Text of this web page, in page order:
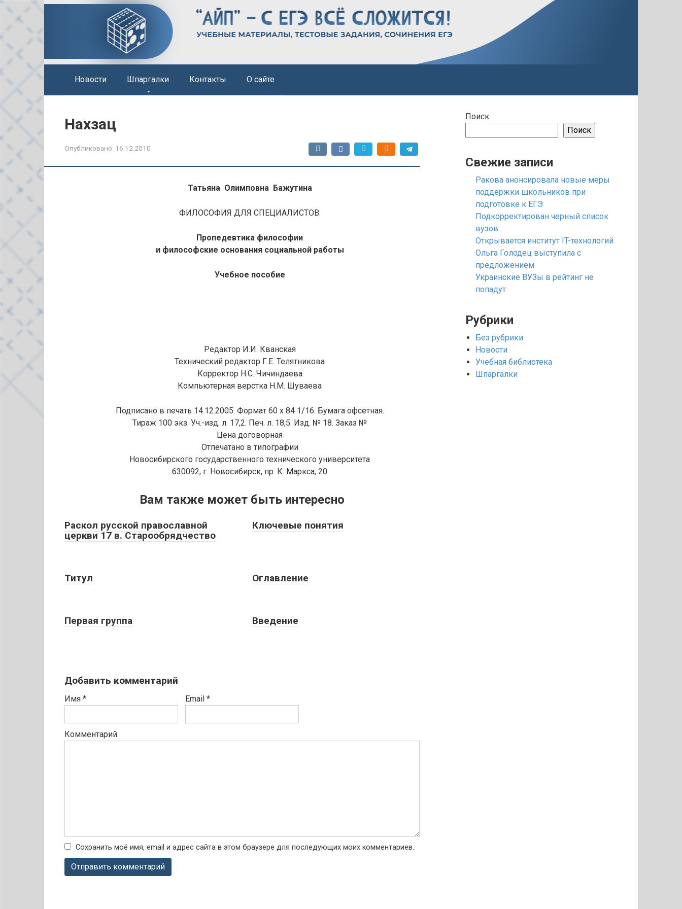
Перейти
контенту
Новости Шпаргалки Контакты О сайте
Нахзац
Опубликовано: 16.12.2010
Татьяна Олимповна Бажутина
ФИЛОСОФИЯ ДЛЯ СПЕЦИАЛИСТОВ:
Пропедевтика философии
и философские основания социальной работы
Учебное пособие
Редактор И.И. Кванская
Технический редактор Г.Е. Телятникова
Корректор Н.С. Чичиндаева
Компьютерная верстка Н.М. Шуваева
Подписано в печать 14.12.2005. Формат 60 х 84 1/16. Бумага офсетная.
Тираж 100 экз. Уч.-изд. л. 17,2. Печ. л. 18,5. Изд. № 18. Заказ №
Цена договорная
Отпечатано в типографии
Новосибирского государственного технического университета
630092, г. Новосибирск, пр. К. Маркса, 20
Вам также может быть интересно
Раскол русской православной
церкви 17 в. Старообрядчество
Ключевые понятия
Титул Оглавление
Первая группа Введение
Добавить комментарий
Имя * Email *
Комментарий
Сохранить моё имя, email и адрес сайта в этом браузере для последующих моих комментариев.
Поиск
Поиск
Свежие записи
Ракова анонсировала новые меры
поддержки школьников при
подготовке к ЕГЭ
Подкорректирован черный список
вузов
Открывается институт IT-технологий
Ольга Голодец выступила с
предложением
Украинские ВУЗы в рейтинг не
попадут
Рубрики
Без рубрики
Новости
Учебная библиотека
Шпаргалки